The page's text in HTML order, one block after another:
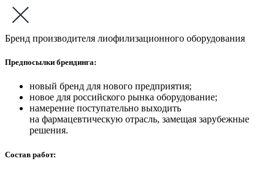
Бренд производителя лиофилизационного оборудования
Предпосылки брендинга:
новый бренд для нового предприятия;
новое для российского рынка оборудование;
намерение поступательно выходить
на фармацевтическую отрасль, замещая зарубежные
решения.
Состав работ: